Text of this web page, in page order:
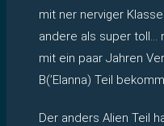
mit ner nerviger
andere als super toll…
mit ein paar Jahren
B(’Elanna) Teil
Der anders Alien Teil